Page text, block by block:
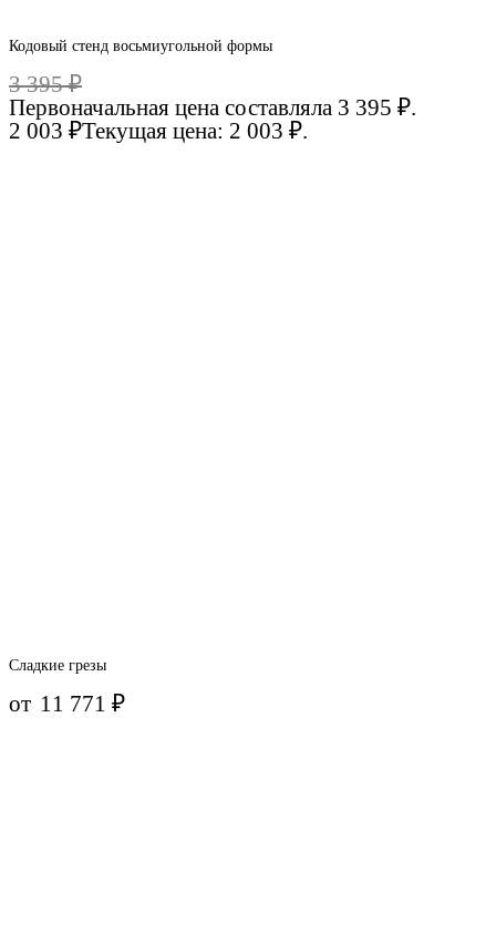
Кодовый стенд восьмиугольной формы
3 395₽
Первоначальная цена составляла 3 395 ₽.
2 003 ₽Текущая цена: 2 003 ₽.
Сладкие грезы
от 11 771₽